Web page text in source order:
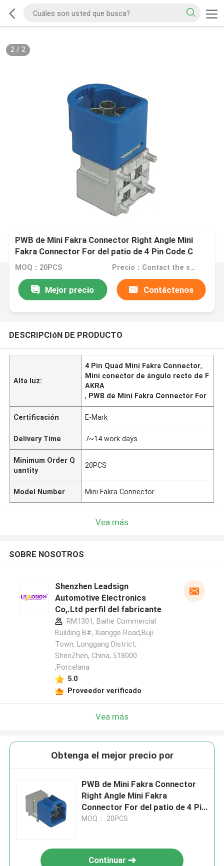
2/ 2
PWB de Mini Fakra Connector Right Angle Mini
Fakra Connector For del patio de 4 Pin Code C
MOQ：20PCS Precio：Contact the seller
Mejor precio Contáctenos
DESCRIPCIóN DE PRODUCTO
Alta luz:
4 Pin Quad Mini Fakra Connector,
Mini conector de ángulo recto de F
AKRA
, PWB de Mini Fakra Connector For
Certificación E-Mark
Delivery Time 7~14 work days
Minimum Order Q
uantity
20PCS
Model Number Mini Fakra Connector
Vea más
SOBRE NOSOTROS
Shenzhen Leadsign
Automotive Electronics
Co,.Ltd perfil del fabricante
RM1301, Baihe Commercial
Building B#, Xiangge Road,Buji
Town, Longgang District,
ShenZhen, China, 518000
,Porcelana
5.0
Proveedor verificado
Vea más
Obtenga el mejor precio por
PWB de Mini Fakra Connector
Right Angle Mini Fakra
Connector For del patio de 4 Pin
Code C
MOQ： 20PCS
Continuar